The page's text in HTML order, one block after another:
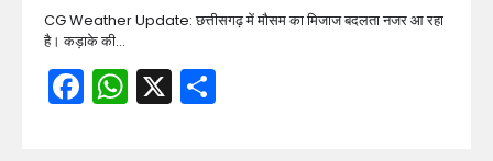
CG Weather Update: छत्तीसगढ़ में मौसम का मिजाज बदलता नजर आ रहा
है। कड़ाके की…
Facebook
WhatsApp
X